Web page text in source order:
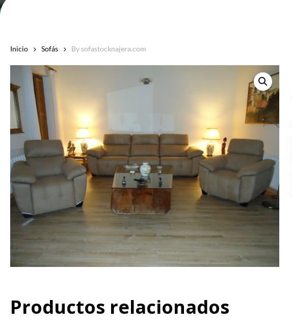
Hit enter to search or ESC to close
Inicio Sofás By sofastocknajera.com
Productos relacionados